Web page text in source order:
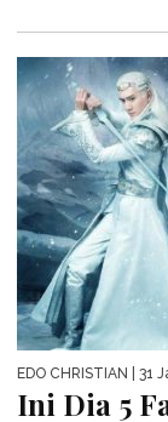
EDO CHRISTIAN | 31
Ini Dia 5